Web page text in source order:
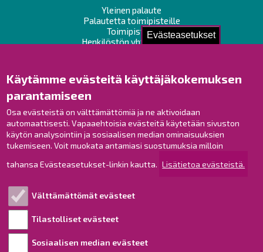
Evästeasetukset
Käytämme evästeitä käyttäjäkokemuksen
parantamiseen
Osa evästeistä on välttämättömiä ja ne aktivoidaan
automaattisesti. Vapaaehtoisia evästeitä käytetään sivuston
käytön analysointiin ja sosiaalisen median ominaisuuksien
tukemiseen. Voit muokata antamiasi suostumuksia milloin
tahansa Evästeasetukset-linkin kautta. Lisätietoa evästeistä.
Välttämättömät evästeet
Tilastolliset evästeet
Sosiaalisen median evästeet
Yleinen palaute
Palautetta toimipisteille
Toimipisteet
Henkilöstön yhteystiedot
Raahe Facebookissa
Raahe Instagramissa
Raahe LinkedInissä
Raahe YouTubessa
Esityslistat ja pöytäkirjat
Viranhaltijapäätökset